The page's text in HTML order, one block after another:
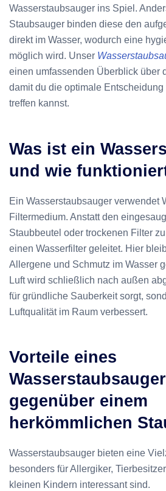
Wasserstaubsauger ins Spiel.
Staubsauger binden diese den
direkt im Wasser, wodurch eine
möglich wird. Unser
einen umfassenden Überblick über
damit du die optimale
treffen kannst.
Was ist ein
und wie
Ein Wasserstaubsauger verwendet
Filtermedium. Anstatt den
Staubbeutel oder trockenen Filter
einen Wasserfilter geleitet. Hier
Allergene und Schmutz im Wasser
Luft wird schließlich nach außen
für gründliche Sauberkeit sorgt,
Luftqualität im Raum verbessert.
Vorteile eines
gegenüber einem
herkömmlichen
Wasserstaubsauger bieten eine
besonders für Allergiker,
kleinen Kindern interessant sind.